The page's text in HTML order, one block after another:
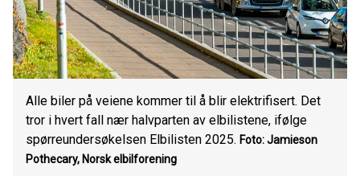
Alle biler på veiene kommer til å blir elektrifisert. Det
tror i hvert fall nær halvparten av elbilistene, ifølge
spørreundersøkelsen Elbilisten 2025. Foto: Jamieson
Pothecary, Norsk elbilforening